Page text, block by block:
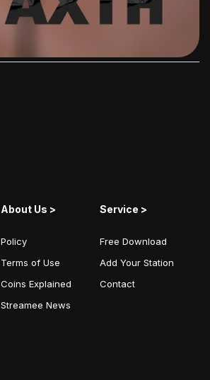
About Us >
Policy
Terms of Use
Coins Explained
Streamee News
Service >
Free Download
Add Your Station
Contact